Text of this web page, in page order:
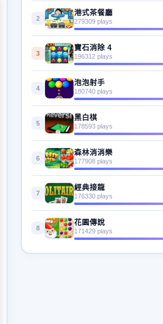
2
港式茶餐廳
279309 plays
3
寶石消除 4
196312 plays
4
泡泡射手
180740 plays
5
黑白棋
178593 plays
6
森林消消樂
177908 plays
7
經典接龍
176330 plays
8
花園傳說
171429 plays